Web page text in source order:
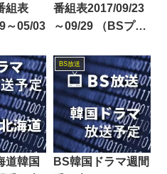
組表
～05/03
番組表2017/09/23
～09/29 （BSプレ
レ・BS朝日・BS-
TBS・BSジャパ
ン・BSフジ）
道韓国
BS放送
BS韓国ドラマ週間